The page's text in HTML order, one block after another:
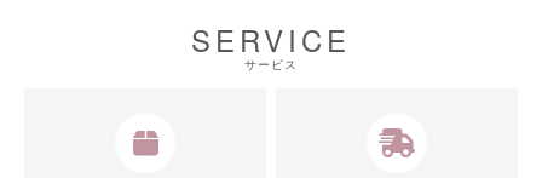
SERVICE
サービス